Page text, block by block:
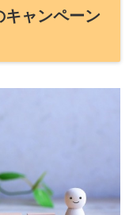
ャンペーン